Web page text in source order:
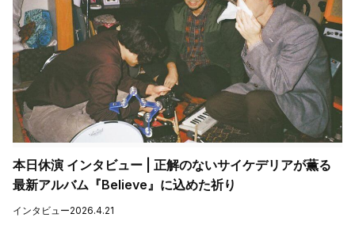
本日休演 インタビュー | 正解のないサイケデリアが薫る
最新アルバム『Believe』に込めた祈り
インタビュー2026.4.21